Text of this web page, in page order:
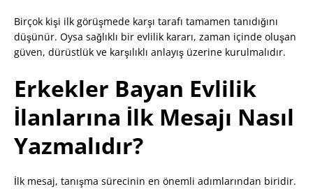
Birçok kişi ilk görüşmede karşı tarafı tamamen tanıdığını
düşünür. Oysa sağlıklı bir evlilik kararı, zaman içinde oluşan
güven, dürüstlük ve karşılıklı anlayış üzerine kurulmalıdır.
Erkekler Bayan Evlilik
İlanlarına İlk Mesajı Nasıl
Yazmalıdır?
İlk mesaj, tanışma sürecinin en önemli adımlarından biridir.